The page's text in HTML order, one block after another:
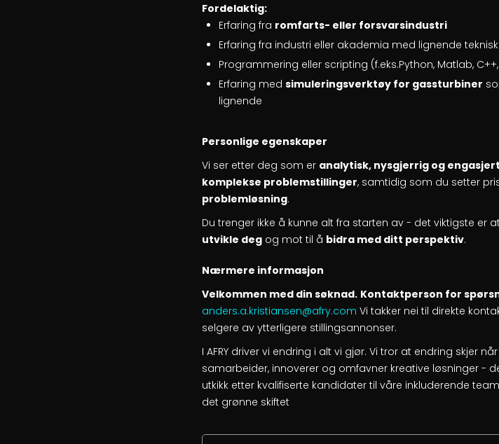
Fordelaktig:
Erfaring fra romfarts- eller forsvarsindustri
Erfaring fra industri eller akademia med lignende
Programmering eller scripting (f.eks.Python, Matlab,
Erfaring med simuleringsverktøy for gassturbiner
lignende
Personlige egenskaper
Vi ser etter deg som er analytisk, nysgjerrig og engasjert
komplekse problemstillinger, samtidig som du setter
problemløsning.
Du trenger ikke å kunne alt fra starten av - det viktigste er
utvikle deg og mot til å bidra med ditt perspektiv.
Nærmere informasjon
Velkommen med din søknad. Kontaktperson for
anders.a.kristiansen@afry.com Vi takker nei til direkte
selgere av ytterligere stillingsannonser.
I AFRY driver vi endring i alt vi gjør. Vi tror at endring skjer
samarbeider, innoverer og omfavner kreative løsninger -
utkikk etter kvalifiserte kandidater til våre inkluderende
det grønne skiftet